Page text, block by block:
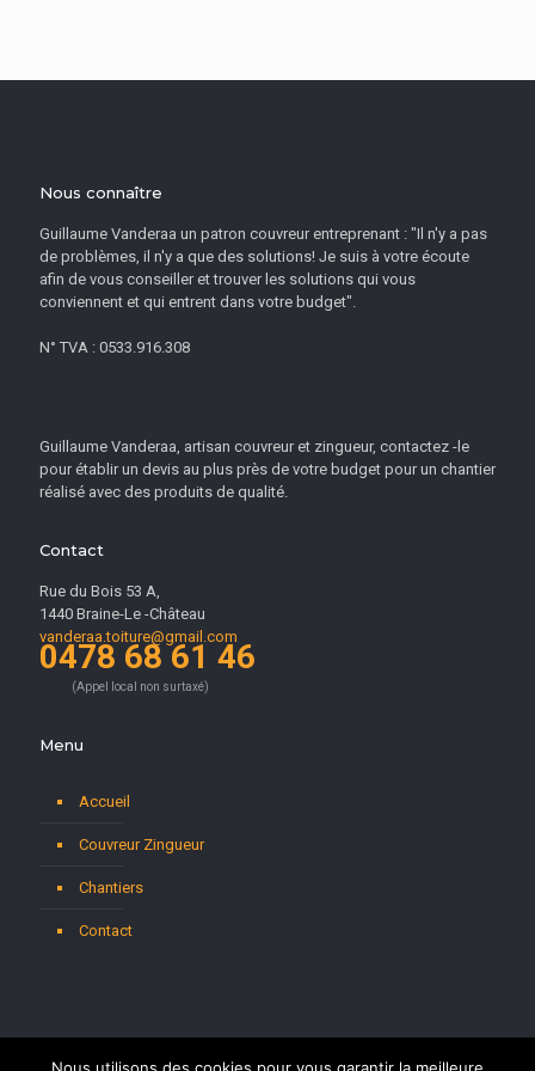
Nous connaître
Guillaume Vanderaa un patron couvreur entreprenant : "Il n'y a pas
de problèmes, il n'y a que des solutions! Je suis à votre écoute
afin de vous conseiller et trouver les solutions qui vous
conviennent et qui entrent dans votre budget".
N° TVA : 0533.916.308
Guillaume Vanderaa, artisan couvreur et zingueur, contactez -le
pour établir un devis au plus près de votre budget pour un chantier
réalisé avec des produits de qualité.
Contact
Rue du Bois 53 A,
1440 Braine-Le -Château
vanderaa.toiture@gmail.com
0478 68 61 46
(Appel local non surtaxé)
Menu
Accueil
Couvreur Zingueur
Chantiers
Contact